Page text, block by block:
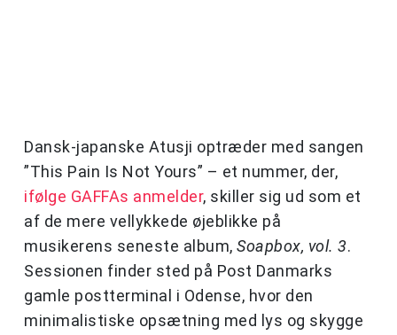
Dansk-japanske Atusji optræder med sangen
”This Pain Is Not Yours” – et nummer, der,
ifølge GAFFAs anmelder, skiller sig ud som et
af de mere vellykkede øjeblikke på
musikerens seneste album, Soapbox, vol. 3.
Sessionen finder sted på Post Danmarks
gamle postterminal i Odense, hvor den
minimalistiske opsætning med lys og skygge